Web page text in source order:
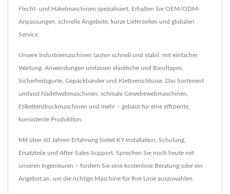
Flecht- und Häkelmaschinen spezialisiert. Erhalten Sie OEM/ODM-
Anpassungen, schnelle Angebote, kurze Lieferzeiten und globalen
Service.
Unsere Industriemaschinen laufen schnell und stabil, mit einfacher
Wartung. Anwendungen umfassen elastische und Bandtapes,
Sicherheitsgurte, Gepäckbänder und Klettverschlüsse. Das Sortiment
umfasst Nadelwebmaschinen, schmale Gewebewebmaschinen,
Etikettendruckmaschinen und mehr – gebaut für eine effiziente,
konsistente Produktion.
Mit über 60 Jahren Erfahrung bietet KY Installation, Schulung,
Ersatzteile und After-Sales-Support. Sprechen Sie noch heute mit
unseren Ingenieuren – fordern Sie eine kostenlose Beratung oder ein
Angebot an, um die richtige Maschine für Ihre Linie auszuwählen.